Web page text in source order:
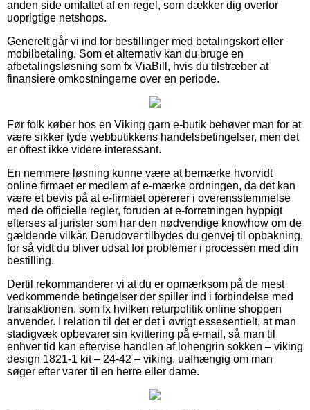
anden side omfattet af en regel, som dækker dig overfor
uoprigtige netshops.
Generelt går vi ind for bestillinger med betalingskort eller
mobilbetaling. Som et alternativ kan du bruge en
afbetalingsløsning som fx ViaBill, hvis du tilstræber at
finansiere omkostningerne over en periode.
Før folk køber hos en Viking garn e-butik behøver man for at
være sikker tyde webbutikkens handelsbetingelser, men det
er oftest ikke videre interessant.
En nemmere løsning kunne være at bemærke hvorvidt
online firmaet er medlem af e-mærke ordningen, da det kan
være et bevis på at e-firmaet opererer i overensstemmelse
med de officielle regler, foruden at e-forretningen hyppigt
efterses af jurister som har den nødvendige knowhow om de
gældende vilkår. Derudover tilbydes du genvej til opbakning,
for så vidt du bliver udsat for problemer i processen med din
bestilling.
Dertil rekommanderer vi at du er opmærksom på de mest
vedkommende betingelser der spiller ind i forbindelse med
transaktionen, som fx hvilken returpolitik online shoppen
anvender. I relation til det er det i øvrigt essesentielt, at man
stadigvæk opbevarer sin kvittering på e-mail, så man til
enhver tid kan eftervise handlen af lohengrin sokken – viking
design 1821-1 kit – 24-42 – viking, uafhængig om man
søger efter varer til en herre eller dame.